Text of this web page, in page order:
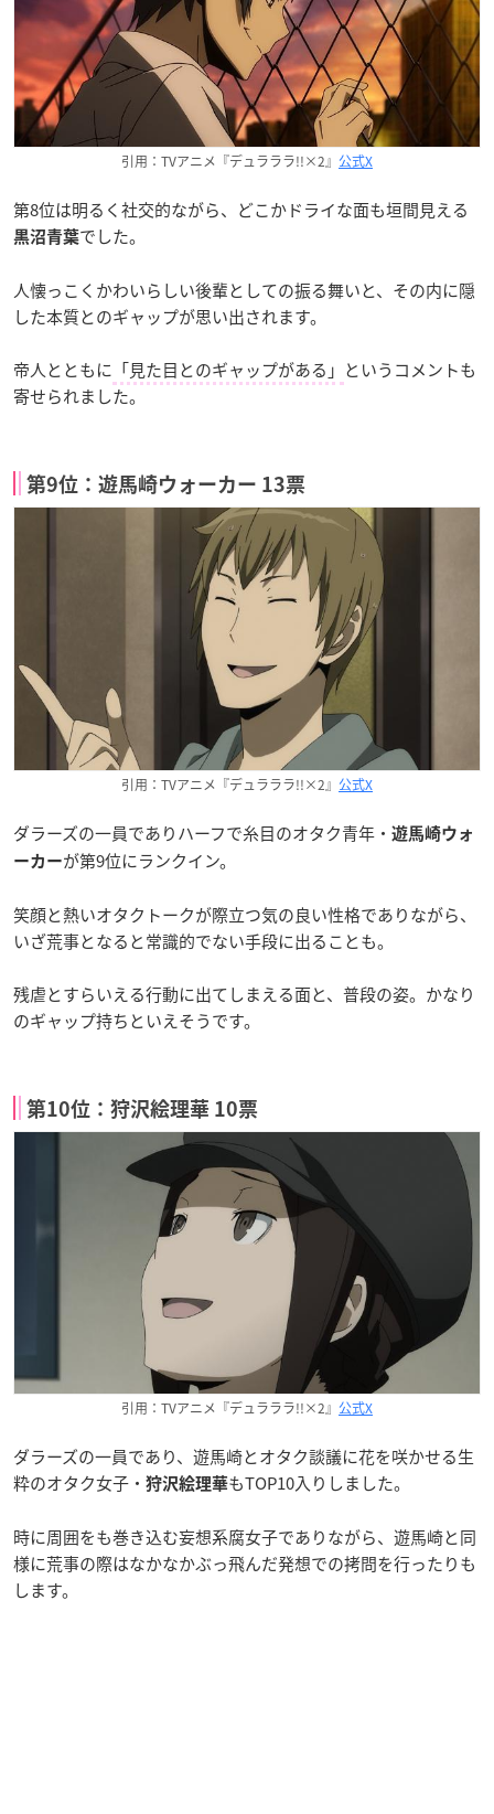
引用：TVアニメ『デュラララ!!×2』 公式X
第8位は明るく社交的ながら、どこかドライな面も垣間見える
黒沼青葉でした。
人懐っこくかわいらしい後輩としての振る舞いと、その内に隠
した本質とのギャップが思い出されます。
帝人とともに 「見た目とのギャップがある」 というコメントも
寄せられました。
第9位：遊馬崎ウォーカー 13票
引用：TVアニメ『デュラララ!!×2』 公式X
ダラーズの一員でありハーフで糸目のオタク青年・ 遊馬崎ウォ
ーカーが第9位にランクイン。
笑顔と熱いオタクトークが際立つ気の良い性格でありながら、
いざ荒事となると常識的でない手段に出ることも。
残虐とすらいえる行動に出てしまえる面と、普段の姿。かなり
のギャップ持ちといえそうです。
第10位：狩沢絵理華 10票
引用：TVアニメ『デュラララ!!×2』 公式X
ダラーズの一員であり、遊馬崎とオタク談議に花を咲かせる生
粋のオタク女子・ 狩沢絵理華もTOP10入りしました。
時に周囲をも巻き込む妄想系腐女子でありながら、遊馬崎と同
様に荒事の際はなかなかぶっ飛んだ発想での拷問を行ったりも
します。